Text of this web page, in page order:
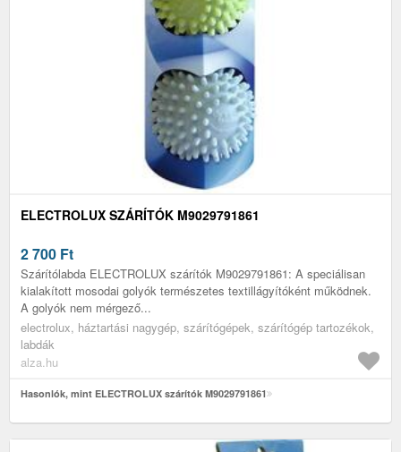
ELECTROLUX SZÁRÍTÓK M9029791861
2 700 Ft
Szárítólabda ELECTROLUX szárítók M9029791861: A speciálisan
kialakított mosodai golyók természetes textillágyítóként működnek.
A golyók nem mérgező...
electrolux, háztartási nagygép, szárítógépek, szárítógép tartozékok,
labdák
alza.hu
Hasonlók, mint ELECTROLUX szárítók M9029791861